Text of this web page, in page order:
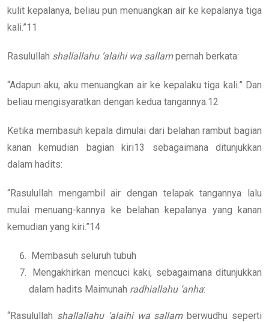
kulit kepalanya, beliau pun menuangkan air ke kepalanya tiga
kali.”11
Rasulullah shallallahu ‘alaihi wa sallampernah berkata:
“Adapun aku, aku menuangkan air ke kepalaku tiga kali.” Dan
beliau mengisyaratkan dengan kedua tangannya.12
Ketika membasuh kepala dimulai dari belahan rambut bagian
kanan kemudian bagian kiri13 sebagaimana ditunjukkan
dalam hadits:
“Rasulullah mengambil air dengan telapak tangannya lalu
mulai menuang-kannya ke belahan kepalanya yang kanan
kemudian yang kiri.”14
Membasuh seluruh tubuh
Mengakhirkan mencuci kaki, sebagaimana ditunjukkan
dalam hadits Maimunah radhiallahu ‘anha:
“Rasulullah shallallahu ‘alaihi wa sallamberwudhu seperti